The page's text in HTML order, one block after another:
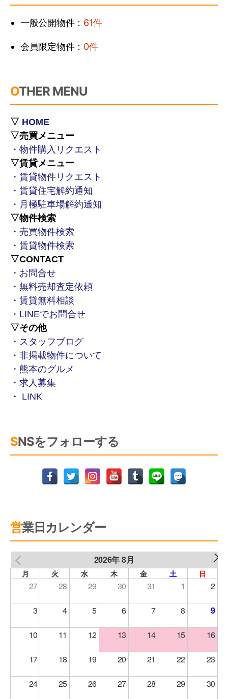
協力者の管理・事務手続き
（２）ご本人様から直接書面以外により取得
する個人情報（非開示）
＜他社サイト（レインズ・アットホーム）にご
登録頂いたお客様に関する個人情報＞
不動産の売買・仲介・賃貸・管理等の取
引に関する契約の履行・情報・サービス
の提供
上記１の情報・サービス提供のための郵
便物・電話・電子メール等により営業活
動およびマーケティング（アンケートの
お願い等）活動・顧客動向分析または商
品開発等の調査分析
お客様とのコミュニケーション
＜自治体より取得する工事現場周辺住民の皆様
に関する個人情報＞
近隣住民説明会開催のための連絡・コミュニ
ケーション
当社は、当社が取り扱う不動産関連情報や快適
な暮らしのご提案を適切にご提供するため個人
情報の取り扱いについて第三者に業務を委託す
る場合があります。 委託先に対し、必要な範囲
報漏えい防止等を契約で義務付けるなど、適切
な措置を講じます。
4.個人情報の第三者への提供
当社が保有する個人情報は、以下の場合を除
住所・電話番号等の所要事項について書面・郵
便物・電子メール等により下記の第三者に提供
させていただく場合があります。
法令の規定に基づく場合
一般公開物件： 61件
会員限定物件： 0件
OTHER MENU
▽ HOME
▽売買メニュー
・物件購入リクエスト
▽賃貸メニュー
・賃貸物件リクエスト
・賃貸住宅解約通知
・月極駐車場解約通知
▽物件検索
・売買物件検索
・賃貸物件検索
▽CONTACT
・お問合せ
・無料売却査定依頼
・賃貸無料相談
・LINEでお問合せ
▽その他
・スタッフブログ
・非掲載物件について
・熊本のグルメ
・求人募集
・ LINK
SNSをフォローする
営業日カレンダー
2026年 8月
月 火 水 木 金 土 日
27 28 29 30 31 1 2
3 4 5 6 7 8 9
10 11 12 13 14 15 16
17 18 19 20 21 22 23
24 25 26 27 28 29 30